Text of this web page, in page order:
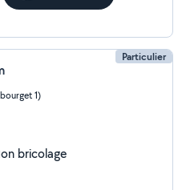
Particulier
1)
bricolage